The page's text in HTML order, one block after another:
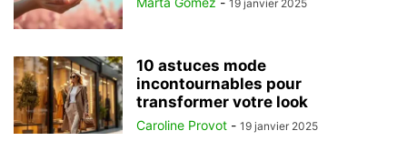
19 janvier 2025
10 astuces mode
incontournables pour
transformer votre look
Caroline Provot - 19 janvier 2025